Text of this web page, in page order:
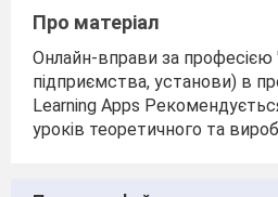
Про матеріал
Онлайн-вправи за професією
підприємства, установи) в
Learning Apps
уроків теоретичного та